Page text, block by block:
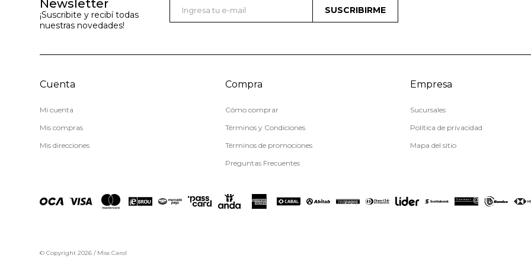
Newsletter
¡Suscribite y recibí todas
nuestras novedades!
SUSCRIBIRME
Cuenta
Mi cuenta
Mis compras
Mis direcciones
Compra
Cómo comprar
Términos y Condiciones
Términos de promociones
Preguntas Frecuentes
Empresa
Sucursales
Política de privacidad
Mapa del sitio
© Copyright 2026 / Miss Carol